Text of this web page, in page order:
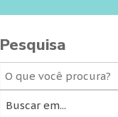
Pesquisa
Buscar em...